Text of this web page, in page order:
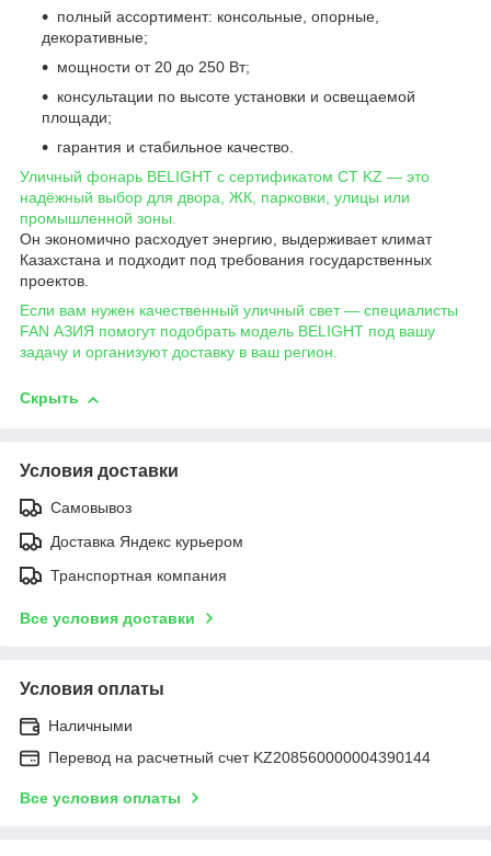
полный ассортимент: консольные, опорные,
декоративные;
мощности от 20 до 250 Вт;
консультации по высоте установки и освещаемой
площади;
гарантия и стабильное качество.
Уличный фонарь BELIGHT с сертификатом СТ KZ — это
надёжный выбор для двора, ЖК, парковки, улицы или
промышленной зоны.
Он экономично расходует энергию, выдерживает климат
Казахстана и подходит под требования государственных
проектов.
Если вам нужен качественный уличный свет — специалисты
FAN АЗИЯ помогут подобрать модель BELIGHT под вашу
задачу и организуют доставку в ваш регион.
Скрыть
Условия доставки
Самовывоз
Доставка Яндекс курьером
Транспортная компания
Все условия доставки
Условия оплаты
Наличными
Перевод на расчетный счет KZ208560000004390144
Все условия оплаты